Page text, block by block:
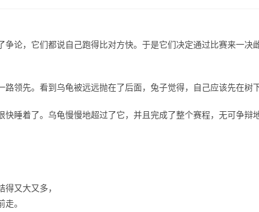
争论，它们都说自己跑得比对方快。于是它们决定通过比赛来一决
领先。看到乌龟被远远抛在了后面，兔子觉得，自己应该先在树
快睡着了。乌龟慢慢地超过了它，并且完成了整个赛程，无可争辩
又大又多，
。